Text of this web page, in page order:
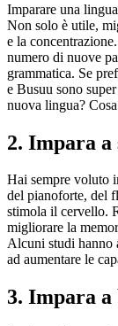
Imparare una
Non solo è utile,
e la
numero di nuove
grammatica. Se
e Busuu sono
nuova lingua?
2. Impara a
Hai sempre voluto
del pianoforte, del
stimola il cervello.
migliorare la
Alcuni studi hanno
ad aumentare le
3. Impara